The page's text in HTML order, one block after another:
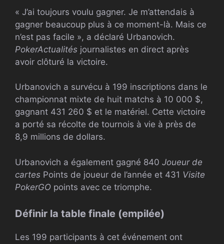
« J’ai toujours voulu gagner. Je m’attendais à
gagner beaucoup plus à ce moment-là. Mais ce
n’est pas facile », a déclaré Urbanovich.
PokerActualités journalistes en direct après
avoir clôturé la victoire.
Urbanovich a survécu à 199 inscriptions dans le
championnat mixte de huit matchs à 10 000 $,
gagnant 431 260 $ et le matériel. Cette victoire
a porté sa récolte de tournois à vie à près de
8,9 millions de dollars.
Urbanovich a également gagné 840 Joueur de
cartes Points de joueur de l’année et 431 Visite
PokerGO points avec ce triomphe.
Définir la table finale (empilée)
Les 199 participants à cet événement ont